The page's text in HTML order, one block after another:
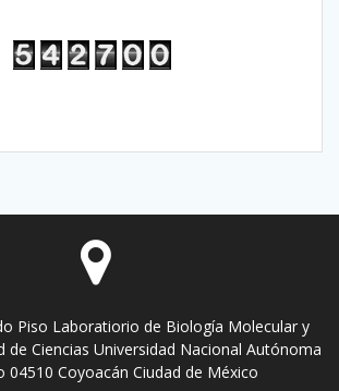
Piso Laboratiorio de Biología Molecular y
de Ciencias Universidad Nacional Autónoma
04510 Coyoacán Ciudad de México